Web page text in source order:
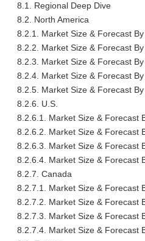
8.1. Regional Deep Dive
8.2. North America
8.2.1. Market Size & Forecast
8.2.2. Market Size & Forecast
8.2.3. Market Size & Forecast
8.2.4. Market Size & Forecast
8.2.5. Market Size & Forecast
8.2.6. U.S.
8.2.6.1. Market Size & Forecast
8.2.6.2. Market Size & Forecast
8.2.6.3. Market Size & Forecast
8.2.6.4. Market Size & Forecast
8.2.7. Canada
8.2.7.1. Market Size & Forecast
8.2.7.2. Market Size & Forecast
8.2.7.3. Market Size & Forecast
8.2.7.4. Market Size & Forecast